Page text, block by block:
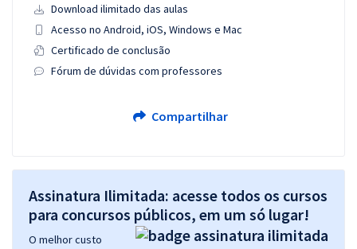
Download ilimitado das aulas
Acesso no Android, iOS, Windows e Mac
Certificado de conclusão
Fórum de dúvidas com professores
Compartilhar
Assinatura Ilimitada: acesse todos os cursos
para concursos públicos, em um só lugar!
O melhor custo